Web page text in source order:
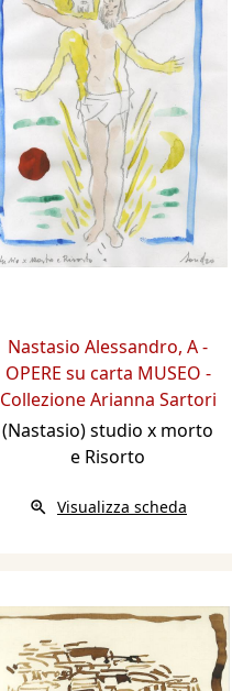
Nastasio Alessandro, A -
OPERE su carta MUSEO -
Collezione Arianna Sartori
(Nastasio) studio x morto
e Risorto
Visualizza scheda